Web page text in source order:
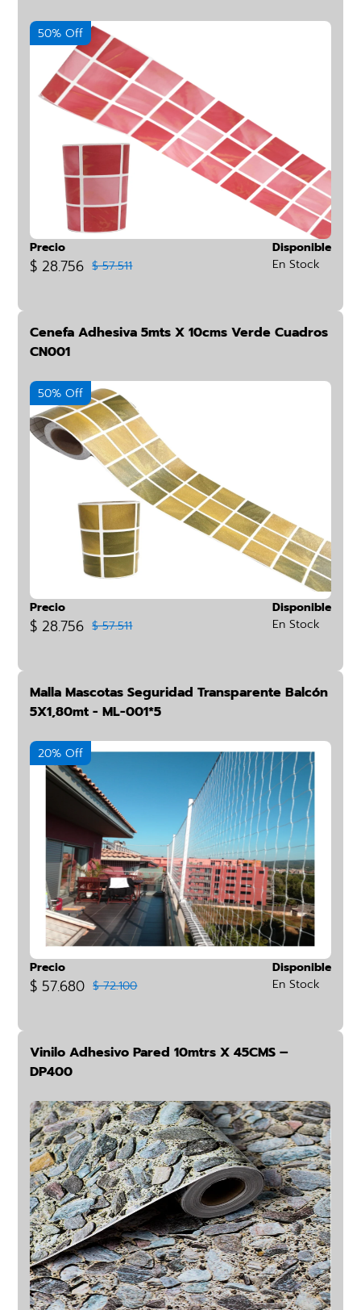
50% Off
Precio
$ 28.756 $ 57.511
Disponible
En Stock
Cenefa Adhesiva 5mts X 10cms Verde Cuadros
CN001
50% Off
Precio
$ 28.756 $ 57.511
Disponible
En Stock
Malla Mascotas Seguridad Transparente Balcón
5X1,80mt - ML-001*5
20% Off
Precio
$ 57.680 $ 72.100
Disponible
En Stock
Vinilo Adhesivo Pared 10mtrs X 45CMS –
DP400